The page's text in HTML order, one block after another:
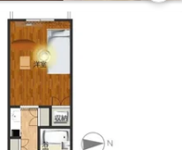
お気